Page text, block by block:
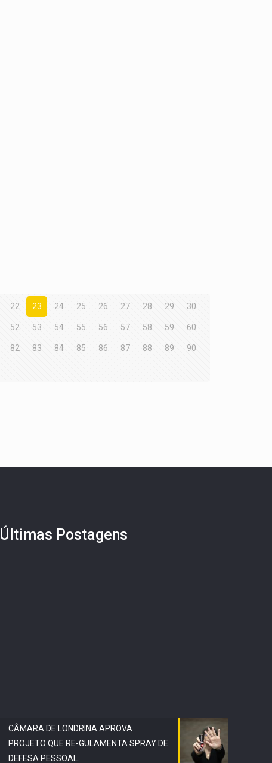
22 23 24 25 26 27 28 29 30
52 53 54 55 56 57 58 59 60
82 83 84 85 86 87 88 89 90
Últimas Postagens
CÂMARA DE LONDRINA APROVA
PROJETO QUE RE-GULAMENTA SPRAY DE
DEFESA PESSOAL.